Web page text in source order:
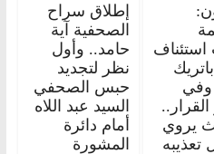
القرار..
يروي
تعذيبه
إطلاق سراح
الصحفية آية
حامد.. وأول
نظر لتجديد
حبس الصحفي
السيد عبد اللاه
أمام دائرة
المشورة